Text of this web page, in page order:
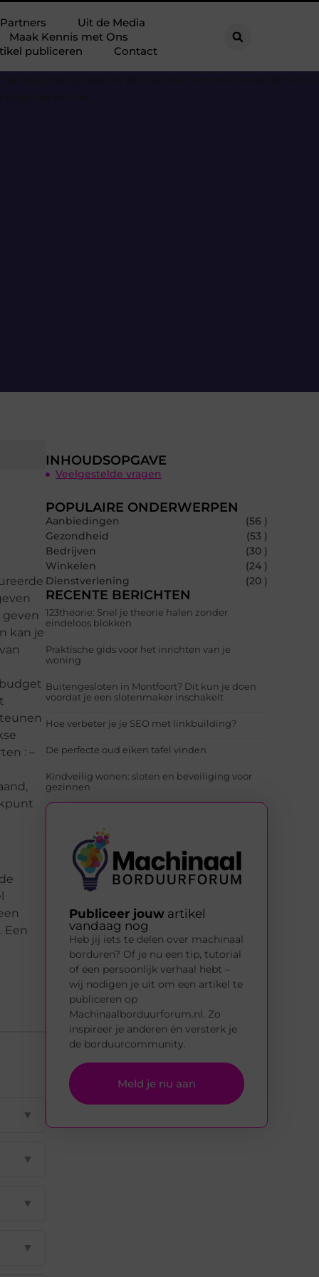
Partners
Uit de Media
Maak Kennis met Ons
publiceren
Contact
kan je
: –
Een
▼
▼
▼
▼
INHOUDSOPGAVE
Veelgestelde vragen
POPULAIRE ONDERWERPEN
Aanbiedingen
(56 )
Gezondheid
(53 )
Bedrijven
(30 )
Winkelen
(24 )
Dienstverlening
(20 )
RECENTE BERICHTEN
123theorie: Snel je theorie halen zonder
eindeloos blokken
Praktische gids voor het inrichten van je
woning
Buitengesloten in Montfoort? Dit kun je doen
voordat je een slotenmaker inschakelt
Hoe verbeter je je SEO met linkbuilding?
De perfecte oud eiken tafel vinden
Kindveilig wonen: sloten en beveiliging voor
gezinnen
Publiceer jouw artikel
vandaag nog
Heb jij iets te delen over machinaal
borduren? Of je nu een tip, tutorial
of een persoonlijk verhaal hebt –
wij nodigen je uit om een artikel te
publiceren op
Machinaalborduurforum.nl. Zo
inspireer je anderen én versterk je
de borduurcommunity.
Meld je nu aan